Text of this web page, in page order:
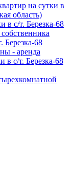
на сутки в
область)
в с/т. Березка-68
Березка-68
- аренда
в с/т. Березка-68